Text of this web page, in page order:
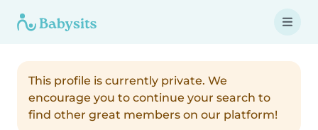
This profile is currently private. We
encourage you to continue your search to
find other great members on our platform!